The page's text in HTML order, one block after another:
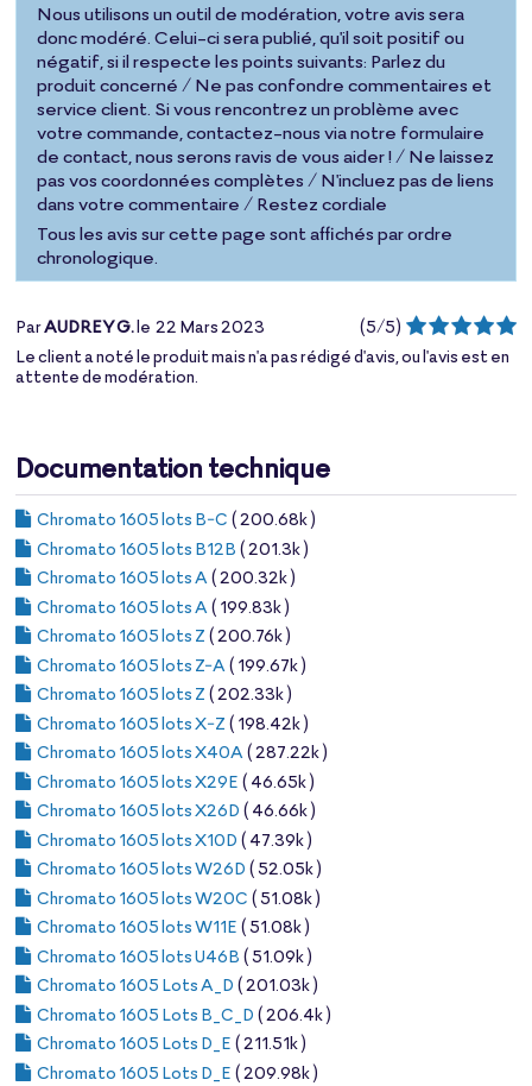
Nous utilisons un outil de modération, votre avis sera
donc modéré. Celui-ci sera publié, qu'il soit positif ou
négatif, si il respecte les points suivants: Parlez du
produit concerné / Ne pas confondre commentaires et
service client. Si vous rencontrez un problème avec
votre commande, contactez-nous via notre formulaire
de contact, nous serons ravis de vous aider ! / Ne laissez
pas vos coordonnées complètes / N'incluez pas de liens
dans votre commentaire / Restez cordiale
Tous les avis sur cette page sont affichés par ordre
chronologique.
ParAUDREY G.le 22 Mars 2023 (5/5)
Le client a noté le produit mais n'a pas rédigé d'avis, ou l'avis est en
attente de modération.
Documentation technique
Chromato 1605 lots B-C ( 200.68k )
Chromato 1605 lots B12B ( 201.3k )
Chromato 1605 lots A( 200.32k )
Chromato 1605 lots A( 199.83k )
Chromato 1605 lots Z ( 200.76k )
Chromato 1605 lots Z-A( 199.67k )
Chromato 1605 lots Z ( 202.33k )
Chromato 1605 lots X-Z ( 198.42k )
Chromato 1605 lots X40A( 287.22k )
Chromato 1605 lots X29E ( 46.65k )
Chromato 1605 lots X26D ( 46.66k )
Chromato 1605 lots X10D ( 47.39k )
Chromato 1605 lots W26D ( 52.05k )
Chromato 1605 lots W20C ( 51.08k )
Chromato 1605 lots W11E ( 51.08k )
Chromato 1605 lots U46B ( 51.09k )
Chromato 1605 Lots A_D ( 201.03k )
Chromato 1605 Lots B_C_D ( 206.4k )
Chromato 1605 Lots D_E ( 211.51k )
Chromato 1605 Lots D_E ( 209.98k )